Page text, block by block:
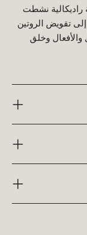
راديكالية نشطت
تقويض الروتين
والأفعال وخلق